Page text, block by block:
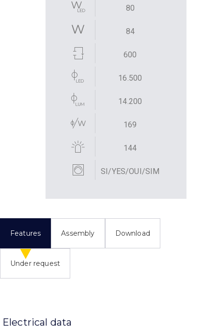
80
84
600
16.500
14.200
169
144
SI/YES/OUI/SIM
Features Assembly Download
Under request
Electrical data